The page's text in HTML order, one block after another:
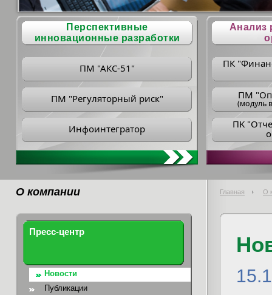
Перспективные
инновационные разработки
ПМ "АКС-51"
ПМ "Регуляторный риск"
Инфоинтегратор
Анализ
ПК
ПM
(модуль
ПK
О компании Главная О
Пресс-центр
Новости
Публикации